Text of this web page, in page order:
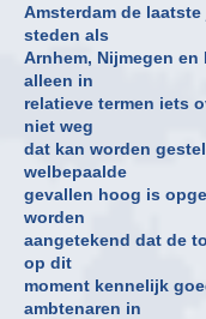
Amsterdam de
steden als
Arnhem, Nijmegen
alleen in
relatieve termen iets
niet weg
dat kan worden
welbepaalde
gevallen hoog is
worden
aangetekend dat de
op dit
moment kennelijk
ambtenaren in